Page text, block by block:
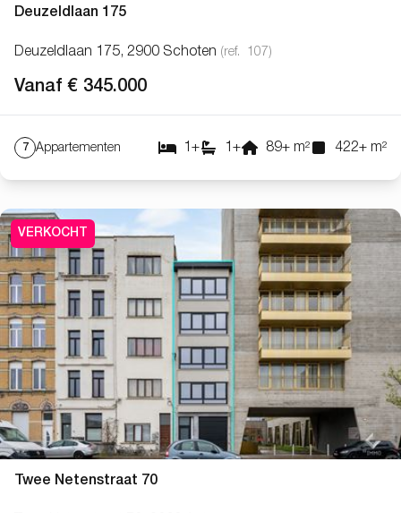
Deuzeldlaan 175
Deuzeldlaan 175, 2900 Schoten (ref. 107 )
Vanaf € 345.000
7 Appartementen + + 89+ m² 422+ m²
VERKOCHT
Twee Netenstraat 70